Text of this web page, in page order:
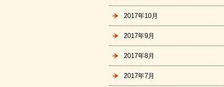
2017年10月
2017年9月
2017年8月
2017年7月